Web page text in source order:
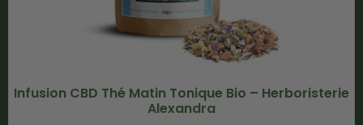
Infusion CBD Thé Matin Tonique Bio – Herboristerie
Alexandra